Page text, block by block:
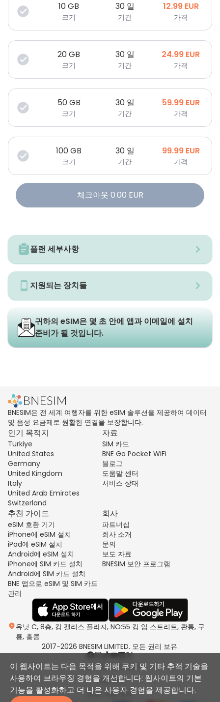
10GB
크기
30 일
기간
12.99 EUR
가격
20GB
크기
30 일
기간
24.99 EUR
가격
50GB
크기
30 일
기간
59.99 EUR
가격
100GB
크기
30 일
기간
99.99 EUR
가격
체크아웃 0.00 EUR
플랜 세부사항
지원되는 장치들
귀하의 eSIM은 몇 초 안에 앱과 이메일에 설치
준비가 될 것입니다.
BNESIM은 전 세계 여행자를 위한 eSIM 솔루션을 제공하여 데이터
및 음성 요금제로 원활한 연결을 보장합니다.
인기 목적지
Türkiye
United States
Germany
United Kingdom
Italy
United Arab Emirates
Switzerland
자료
SIM 카드
BNE Go Pocket WiFi
블로그
도움말 센터
서비스 상태
추천 가이드
eSIM 호환 기기
iPhone에 eSIM 설치
iPad에 eSIM 설치
Android에 eSIM 설치
iPhone에 SIM 카드 설치
Android에 SIM 카드 설치
BNE 앱으로 eSIM 및 SIM 카드
관리
회사
파트너십
회사 소개
문의
보도 자료
BNESIM 보안 프로그램
유닛 C, 8층, 킹 팰리스 플라자, NO:55 킹 입 스트리트, 콴통, 구
룡, 홍콩
2017-2026 BNESIM LIMITED. 모든 권리 보유.
개인 정보 처리 방침
이용약관
공정 사용 정책
이 웹사이트는 다음 목적을 위해 쿠키 및 기타 추적 기술을
사용하여 브라우징 경험을 개선합니다: 웹사이트의 기본
기능을 활성화하고 더 나은 사용자 경험을 제공합니다.